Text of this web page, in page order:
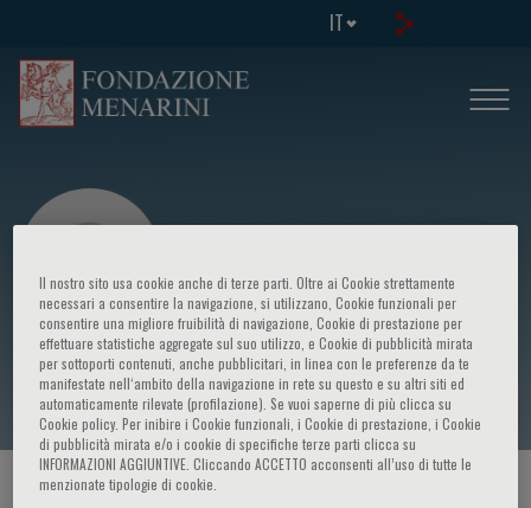
IT
Marta Carpani
HOME PAGE / CORSI ED EVENTI
Il nostro sito usa cookie anche di terze parti. Oltre ai Cookie strettamente
necessari a consentire la navigazione, si utilizzano, Cookie funzionali per
consentire una migliore fruibilità di navigazione, Cookie di prestazione per
effettuare statistiche aggregate sul suo utilizzo, e Cookie di pubblicità mirata
per sottoporti contenuti, anche pubblicitari, in linea con le preferenze da te
manifestate nell‘ambito della navigazione in rete su questo e su altri siti ed
automaticamente rilevate (profilazione). Se vuoi saperne di più clicca su
Cookie policy. Per inibire i Cookie funzionali, i Cookie di prestazione, i Cookie
di pubblicità mirata e/o i cookie di specifiche terze parti clicca su
INFORMAZIONI AGGIUNTIVE. Cliccando ACCETTO acconsenti all’uso di tutte le
menzionate tipologie di cookie.